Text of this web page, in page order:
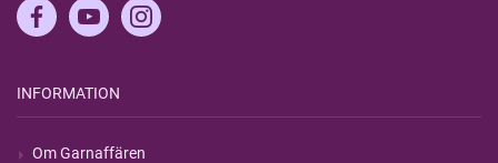
INFORMATION
Om Garnaffären